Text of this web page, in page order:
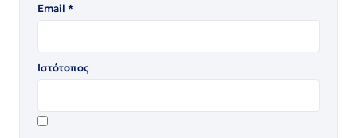
Email *
Ιστότοπος